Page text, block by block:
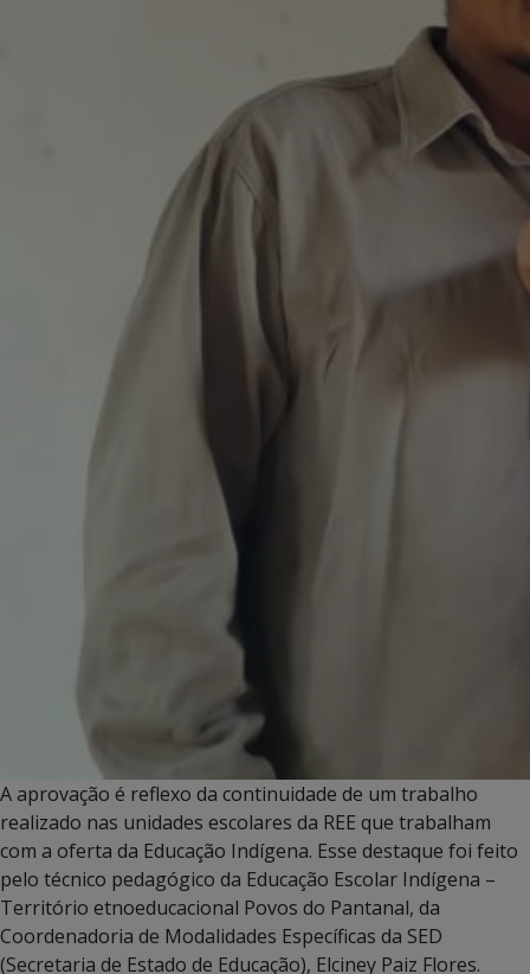
A aprovação é reflexo da continuidade de um trabalho
realizado nas unidades escolares da REE que trabalham
com a oferta da Educação Indígena. Esse destaque foi feito
pelo técnico pedagógico da Educação Escolar Indígena –
Território etnoeducacional Povos do Pantanal, da
Coordenadoria de Modalidades Específicas da SED
(Secretaria de Estado de Educação), Elciney Paiz Flores.